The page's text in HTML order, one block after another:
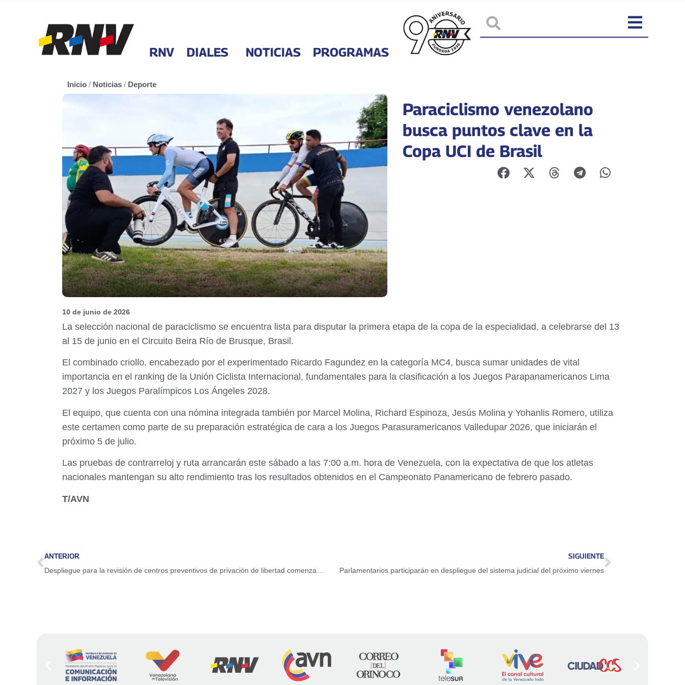
RNV DIALES NOTICIAS PROGRAMAS
Inicio / Noticias / Deporte
Paraciclismo venezolano
busca puntos clave en la
Copa UCI de Brasil
10 de junio de 2026
La selección nacional de paraciclismo se encuentra lista para disputar la primera etapa de la copa de la especialidad, a celebrarse del 13
al 15 de junio en el Circuito Beira Río de Brusque, Brasil.
El combinado criollo, encabezado por el experimentado Ricardo Fagundez en la categoría MC4, busca sumar unidades de vital
importancia en el ranking de la Unión Ciclista Internacional, fundamentales para la clasificación a los Juegos Parapanamericanos Lima
2027 y los Juegos Paralímpicos Los Ángeles 2028.
El equipo, que cuenta con una nómina integrada también por Marcel Molina, Richard Espinoza, Jesús Molina y Yohanlis Romero, utiliza
este certamen como parte de su preparación estratégica de cara a los Juegos Parasuramericanos Valledupar 2026, que iniciarán el
próximo 5 de julio.
Las pruebas de contrarreloj y ruta arrancarán este sábado a las 7:00 a.m. hora de Venezuela, con la expectativa de que los atletas
nacionales mantengan su alto rendimiento tras los resultados obtenidos en el Campeonato Panamericano de febrero pasado.
T/AVN
ANTERIOR SIGUIENTE
Parlamentarios participarán en despliegue del sistema judicial del próximo viernes